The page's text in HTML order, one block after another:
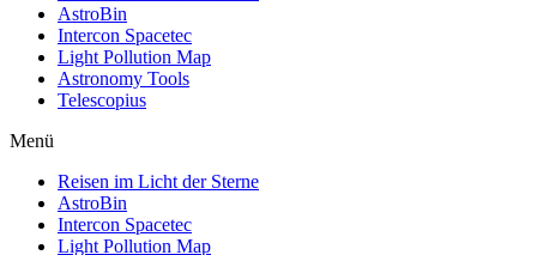
AstroBin
Intercon Spacetec
Light Pollution Map
Astronomy Tools
Telescopius
Menü
Reisen im Licht der Sterne
AstroBin
Intercon Spacetec
Light Pollution Map